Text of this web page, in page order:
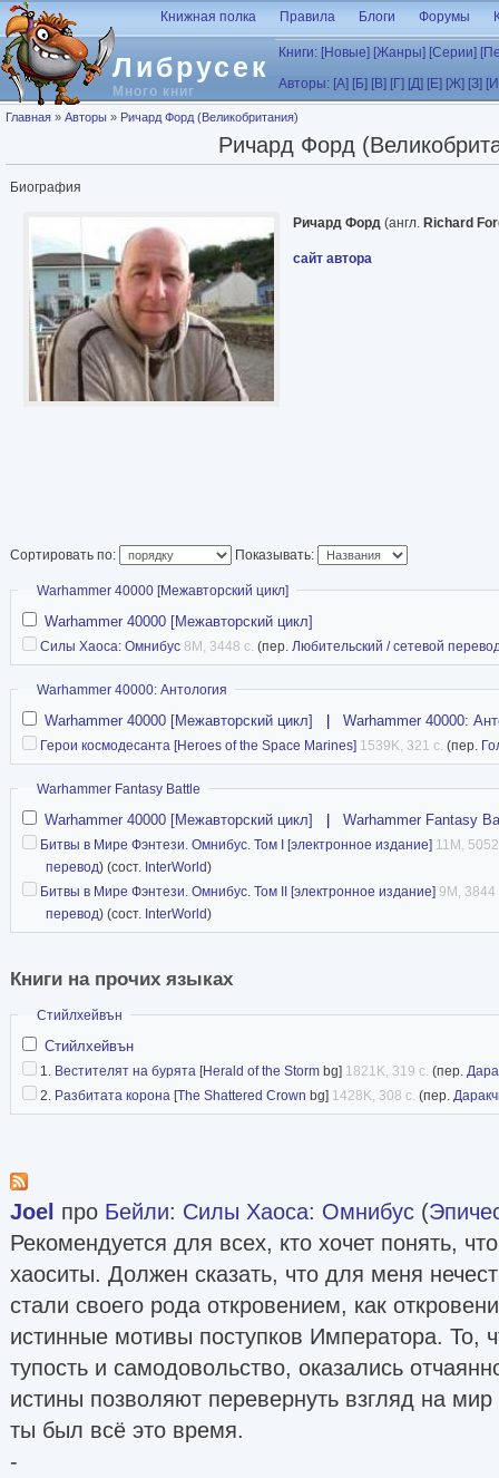
Перейти к основному содержанию
Либрусек
Много книг
Книжная полка Правила Блоги Форумы
Книги: [Новые] [Жанры] [Серии]
Авторы: [А] [Б] [В] [Г] [Д] [Е] [Ж] [З]
Вы здесь
Главная » Авторы » Ричард Форд (Великобритания)
Ричард Форд
Биография
Ричард Форд (англ. Richard
сайт автора
Сортировать по: Показывать:
Скрыть
Warhammer 40000 [Межавторский цикл]
Warhammer 40000 [Межавторский цикл]
Силы Хаоса: Омнибус 8M, 3448 с. (пер. Любительский / сетевой
Скрыть
Warhammer 40000: Антология
Warhammer 40000 [Межавторский цикл] Warhammer 40000:
Герои космодесанта [Heroes of the Space Marines] 1539K, 321 с. (пер.
Скрыть
Warhammer Fantasy Battle
Warhammer 40000 [Межавторский цикл] Warhammer Fantasy
Битвы в Мире Фэнтези. Омнибус. Том I [электронное издание] 11M,
перевод) (сост. InterWorld)
Битвы в Мире Фэнтези. Омнибус. Том II [электронное издание] 9M, 3844
перевод) (сост. InterWorld)
Книги на прочих языках
Скрыть
Стийлхейвън
Стийлхейвън
1. Вестителят на бурята [Herald of the Storm bg] 1821K, 319 с. (пер.
2. Разбитата корона [The Shattered Crown bg] 1428K, 308 с. (пер.
Joel про Бейли: Силы Хаоса: Омнибус (
Рекомендуется для всех, кто хочет понять,
хаоситы. Должен сказать, что для меня
стали своего рода откровением, как
истинные мотивы поступков Императора. То,
тупость и самодовольство, оказались
истины позволяют перевернуть взгляд на
ты был всё это время.
-